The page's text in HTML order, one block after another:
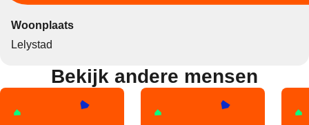
Woonplaats
Lelystad
Bekijk andere mensen